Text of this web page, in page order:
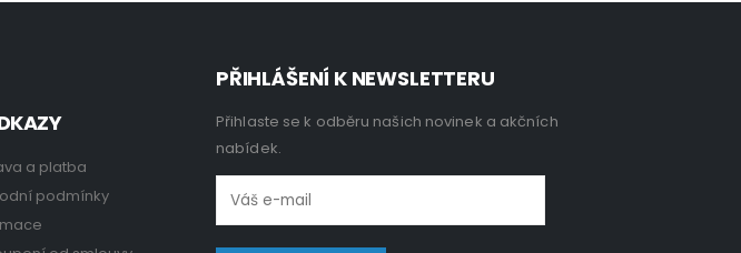
a platba
podmínky
PŘIHLÁŠENÍ K NEWSLETTERU
Přihlaste se k odběru našich novinek a akčních
nabídek.